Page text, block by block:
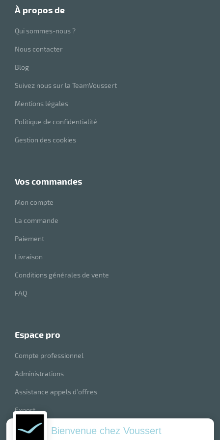
à propos de
Qui sommes-nous ?
Nous contacter
Blog
Suivez nous sur la TeamVoussert
Mentions légales
Politique de confidentialité
Gestion des cookies
vos commandes
Mon compte
La commande
Paiement
Livraison
Conditions générales de vente
FAQ
espace pro
Compte professionnel
Administrations
Assistance appels d’offres
Export
index produitsBienvenue chez Voussert